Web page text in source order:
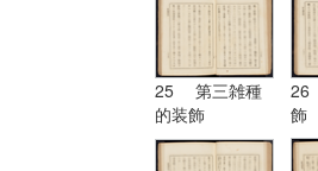
25 第三雑種
的装飾
26
飾